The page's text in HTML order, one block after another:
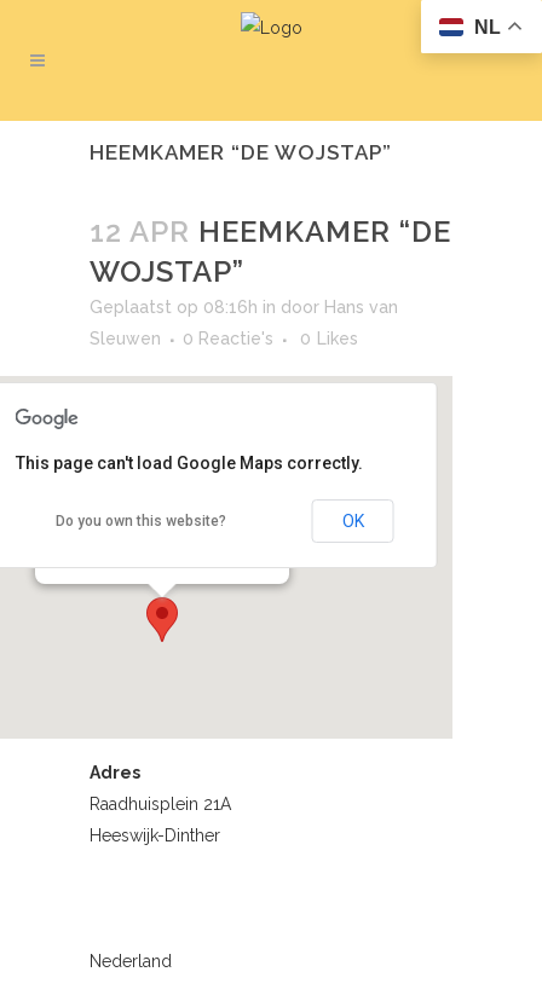
HEEMKAMER “DE WOJSTAP”
12 APR HEEMKAMER “DE
WOJSTAP”
Geplaatst op 08:16h in door Hans van
Sleuwen
0 Reactie's 0 Likes
Heemkamer “De Wojstap”
Raadhuisplein 21A - Heeswijk-Dinther
This page can't load Google Maps correctly.
Do you own this website? OK
Adres
Raadhuisplein 21A
Heeswijk-Dinther
Nederland
NL